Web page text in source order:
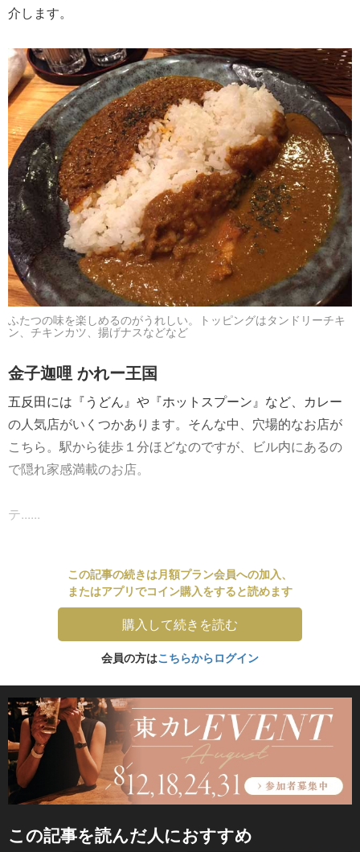
介します。
ふたつの味を楽しめるのがうれしい。トッピングはタンドリーチキ
ン、チキンカツ、揚げナスなどなど
金子迦哩 かれー王国
五反田には『うどん』や『ホットスプーン』など、カレー
の人気店がいくつかあります。そんな中、穴場的なお店が
こちら。駅から徒歩１分ほどなのですが、ビル内にあるの
で隠れ家感満載のお店。
テ......
この記事の続きは月額プラン会員への加入、
またはアプリでコイン購入をすると読めます
購入して続きを読む
会員の方はこちらからログイン
この記事を読んだ人におすすめ